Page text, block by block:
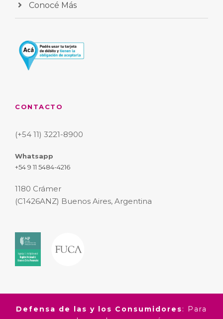
Conocé Más
CONTACTO
(+54 11) 3221-8900
Whatsapp
+54 9 11 5484-4216
1180 Crámer
(C1426ANZ) Buenos Aires, Argentina
Defensa de las y los Consumidores: Para